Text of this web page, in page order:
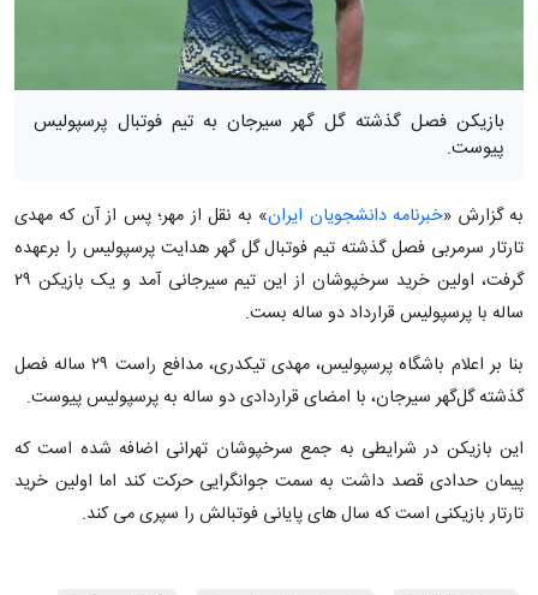
بازیکن فصل گذشته گل گهر سیرجان به تیم فوتبال پرسپولیس
پیوست.
به گزارش «خبرنامه دانشجویان ایران» به نقل از مهر؛ پس از آن که مهدی
تارتار سرمربی فصل گذشته تیم فوتبال گل گهر هدایت پرسپولیس را برعهده
گرفت، اولین خرید سرخپوشان از این تیم سیرجانی آمد و یک بازیکن ۲۹
ساله با پرسپولیس قرارداد دو ساله بست.
بنا بر اعلام باشگاه پرسپولیس، مهدی تیکدری، مدافع راست ۲۹ ساله فصل
گذشته گل‌گهر سیرجان، با امضای قراردادی دو ساله به پرسپولیس پیوست.
این بازیکن در شرایطی به جمع سرخپوشان تهرانی اضافه شده است که
پیمان حدادی قصد داشت به سمت جوانگرایی حرکت کند اما اولین خرید
تارتار بازیکنی است که سال های پایانی فوتبالش را سپری می کند.